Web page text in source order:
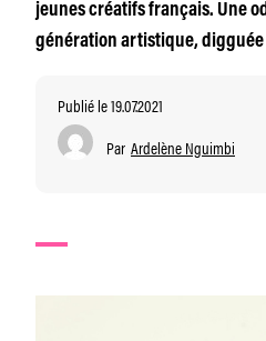
jeunes créatifs français. Une
génération artistique, digguée
Publié le 19.07.2021
Par Ardelène Nguimbi